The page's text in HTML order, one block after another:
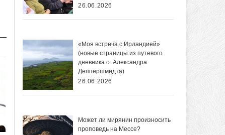
26.06.2026
«Моя встреча с Ирландией»
(новые страницы из путевого
дневника о. Александра
Деппершмидта)
26.06.2026
Может ли мирянин произносить
проповедь на Мессе?